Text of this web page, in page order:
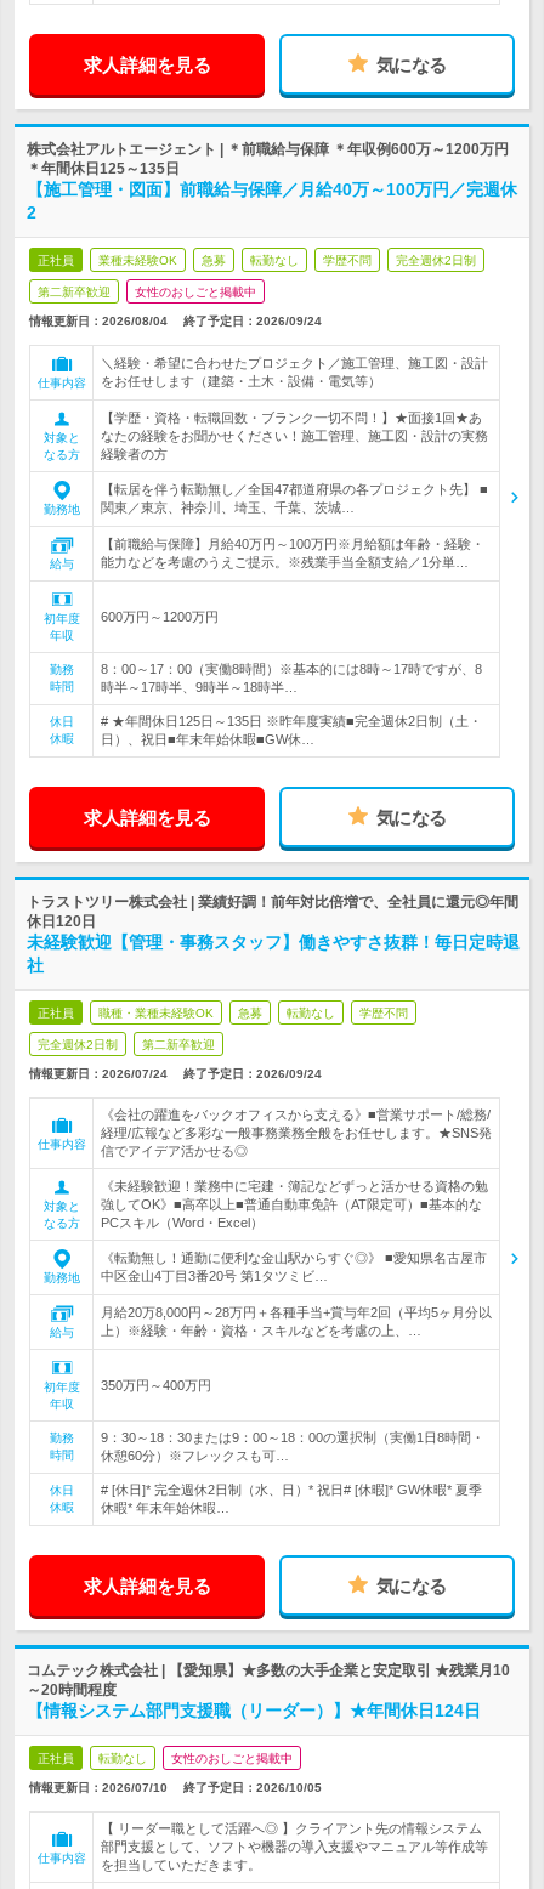
求人詳細を見る 気になる
株式会社アルトエージェント | ＊前職給与保障 ＊年収例600万～1200万円
＊年間休日125～135日
【施工管理・図面】前職給与保障／月給40万～100万円／完週休
2
正社員 業種未経験OK 急募 転勤なし 学歴不問 完全週休2日制
第二新卒歓迎 女性のおしごと掲載中
情報更新日：2026/08/04 終了予定日： 2026/09/24
仕事内容
＼経験・希望に合わせたプロジェクト／施工管理、施工図・設計
をお任せします（建築・土木・設備・電気等）
対象と
なる方
【学歴・資格・転職回数・ブランク一切不問！】★面接1回★あ
なたの経験をお聞かせください！施工管理、施工図・設計の実務
経験者の方
勤務地
【転居を伴う転勤無し／全国47都道府県の各プロジェクト先】 ■
関東／東京、神奈川、埼玉、千葉、茨城…
給与
【前職給与保障】月給40万円～100万円※月給額は年齢・経験・
能力などを考慮のうえご提示。※残業手当全額支給／1分単…
初年度
年収
600万円～1200万円
勤務
時間
8：00～17：00（実働8時間）※基本的には8時～17時ですが、8
時半～17時半、9時半～18時半…
休日
休暇
# ★年間休日125日～135日 ※昨年度実績■完全週休2日制（土・
日）、祝日■年末年始休暇■GW休…
求人詳細を見る 気になる
トラストツリー株式会社 | 業績好調！前年対比倍増で、全社員に還元◎年間
休日120日
未経験歓迎【管理・事務スタッフ】働きやすさ抜群！毎日定時退
社
正社員 職種・業種未経験OK 急募 転勤なし 学歴不問
完全週休2日制 第二新卒歓迎
情報更新日：2026/07/24 終了予定日： 2026/09/24
仕事内容
《会社の躍進をバックオフィスから支える》■営業サポート/総務/
経理/広報など多彩な一般事務業務全般をお任せします。★SNS発
信でアイデア活かせる◎
対象と
なる方
《未経験歓迎！業務中に宅建・簿記などずっと活かせる資格の勉
強してOK》■高卒以上■普通自動車免許（AT限定可）■基本的な
PCスキル（Word・Excel）
勤務地
《転勤無し！通勤に便利な金山駅からすぐ◎》 ■愛知県名古屋市
中区金山4丁目3番20号 第1タツミビ…
給与
月給20万8,000円～28万円＋各種手当+賞与年2回（平均5ヶ月分以
上）※経験・年齢・資格・スキルなどを考慮の上、…
初年度
年収
350万円～400万円
勤務
時間
9：30～18：30または9：00～18：00の選択制（実働1日8時間・
休憩60分）※フレックスも可…
休日
休暇
# [休日]* 完全週休2日制（水、日）* 祝日# [休暇]* GW休暇* 夏季
休暇* 年末年始休暇…
求人詳細を見る 気になる
コムテック株式会社 | 【愛知県】★多数の大手企業と安定取引 ★残業月10
～20時間程度
【情報システム部門支援職（リーダー）】★年間休日124日
正社員 転勤なし 女性のおしごと掲載中
情報更新日：2026/07/10 終了予定日： 2026/10/05
仕事内容
【 リーダー職として活躍へ◎ 】クライアント先の情報システム
部門支援として、ソフトや機器の導入支援やマニュアル等作成等
を担当していただきます。